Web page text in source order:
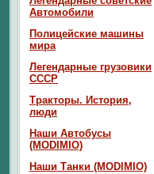
Автомобили
Полицейские машины
мира
Легендарные грузовики
СССР
Тракторы. История,
люди
Наши Автобусы
(MODIMIO)
Наши Танки (MODIMIO)